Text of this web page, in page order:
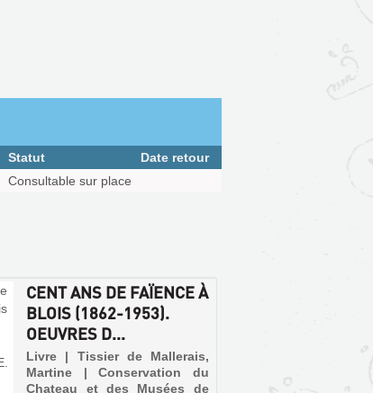
Statut
Date retour
Consultable sur place
CENT ANS DE FAÏENCE À
BLOIS (1862-1953).
OEUVRES D...
Livre | Tissier de Mallerais,
Martine | Conservation du
Chateau et des Musées de